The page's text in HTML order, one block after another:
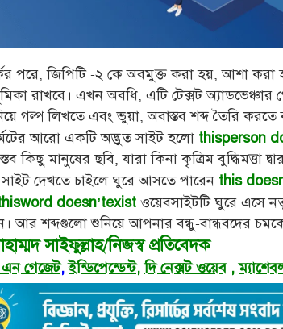
পরে, জিপিটি -২ কে অবমুক্ত করা হয়, আশা করা
রাখবে। এখন অবধি, এটি টেক্সট
গল্প লিখতে এবং ভুয়া, অবাস্তব শব্দ তৈরি
আরো একটি অদ্ভুত সাইট হলো thisperson
কিছু মানুষের ছবি, যারা কিনা কৃত্রিম বুদ্ধিমত্তা
দেখতে চাইলে ঘুরে আসতে পারেন this
doesn’texist ওয়েবসাইটটি ঘুরে এসে
আর শব্দগুলো শুনিয়ে আপনার বন্ধু-বান্ধবদের
সাইফুল্লাহ/নিজস্ব প্রতিবেদক
গেজেট,ইন্ডিপেন্ডেন্ট,দি নেক্সট ওয়েব,